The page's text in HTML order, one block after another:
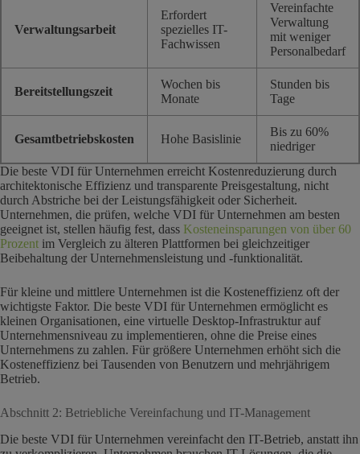
Verwaltungsarbeit
Erfordert
spezielles IT-
Fachwissen
Vereinfachte
Verwaltung
mit weniger
Personalbedarf
Bereitstellungszeit
Wochen bis
Monate
Stunden bis
Tage
Gesamtbetriebskosten Hohe Basislinie
Bis zu 60%
niedriger
Die beste VDI für Unternehmen erreicht Kostenreduzierung durch
architektonische Effizienz und transparente Preisgestaltung, nicht
durch Abstriche bei der Leistungsfähigkeit oder Sicherheit.
Unternehmen, die prüfen, welche VDI für Unternehmen am besten
geeignet ist, stellen häufig fest, dass Kosteneinsparungen von über 60
Prozent im Vergleich zu älteren Plattformen bei gleichzeitiger
Beibehaltung der Unternehmensleistung und -funktionalität.
Für kleine und mittlere Unternehmen ist die Kosteneffizienz oft der
wichtigste Faktor. Die beste VDI für Unternehmen ermöglicht es
kleinen Organisationen, eine virtuelle Desktop-Infrastruktur auf
Unternehmensniveau zu implementieren, ohne die Preise eines
Unternehmens zu zahlen. Für größere Unternehmen erhöht sich die
Kosteneffizienz bei Tausenden von Benutzern und mehrjährigem
Betrieb.
Abschnitt 2: Betriebliche Vereinfachung und IT-Management
Die beste VDI für Unternehmen vereinfacht den IT-Betrieb, anstatt ihn